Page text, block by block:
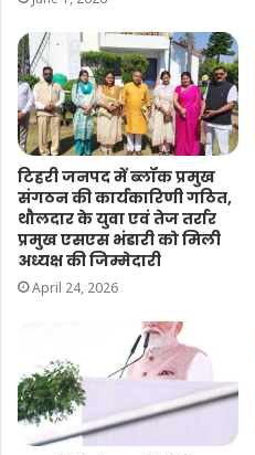
टिहरी जनपद में ब्लॉक प्रमुख
संगठन की कार्यकारिणी गठित,
थौलदार के युवा एवं तेज तर्रार
प्रमुख एसएस भंडारी को मिली
अध्यक्ष की जिम्मेदारी
April 24, 2026